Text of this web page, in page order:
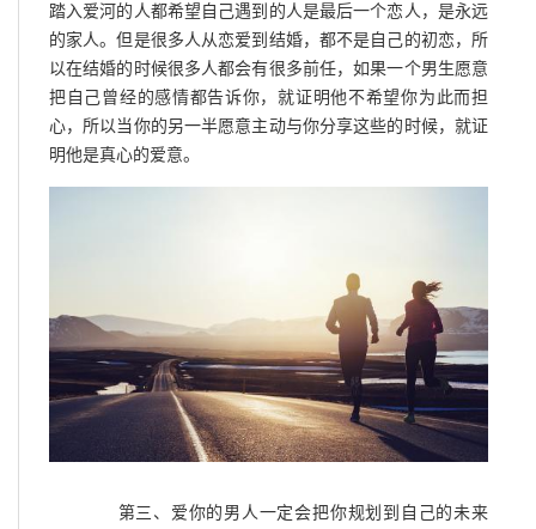
踏入爱河的人都希望自己遇到的人是最后一个恋人，是永远
的家人。但是很多人从恋爱到结婚，都不是自己的初恋，所
以在结婚的时候很多人都会有很多前任，如果一个男生愿意
把自己曾经的感情都告诉你，就证明他不希望你为此而担
心，所以当你的另一半愿意主动与你分享这些的时候，就证
明他是真心的爱意。
第三、爱你的男人一定会把你规划到自己的未来